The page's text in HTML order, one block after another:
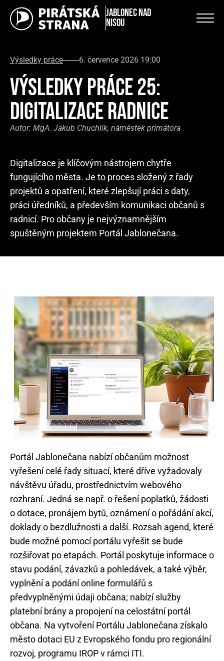
Jablonec nad
Nisou
Výsledky práce 6. července 2026 19:00
VÝSLEDKY PRÁCE 25:
DIGITALIZACE RADNICE
Autor: MgA. Jakub Chuchlík, náměstek primátora
Digitalizace je klíčovým nástrojem chytře
fungujícího města. Je to proces složený z řady
projektů a opatření, které zlepšují práci s daty,
práci úředníků, a především komunikaci občanů s
radnicí. Pro občany je nejvýznamnějším
spuštěným projektem Portál Jablonečana.
Portál Jablonečana nabízí občanům možnost
vyřešení celé řady situací, které dříve vyžadovaly
návštěvu úřadu, prostřednictvím webového
rozhraní. Jedná se např. o řešení poplatků, žádosti
o dotace, pronájem bytů, oznámení o pořádání akcí,
doklady o bezdlužnosti a další. Rozsah agend, které
bude možné pomocí portálu vyřešit se bude
rozšiřovat po etapách. Portál poskytuje informace o
stavu podání, závazků a pohledávek, a také výběr,
vyplnění a podání online formulářů s
předvyplněnými údaji občana; nabízí služby
platební brány a propojení na celostátní portál
občana. Na vytvoření Portálu Jablonečana získalo
město dotaci EU z Evropského fondu pro regionální
rozvoj, programu IROP v rámci ITI.